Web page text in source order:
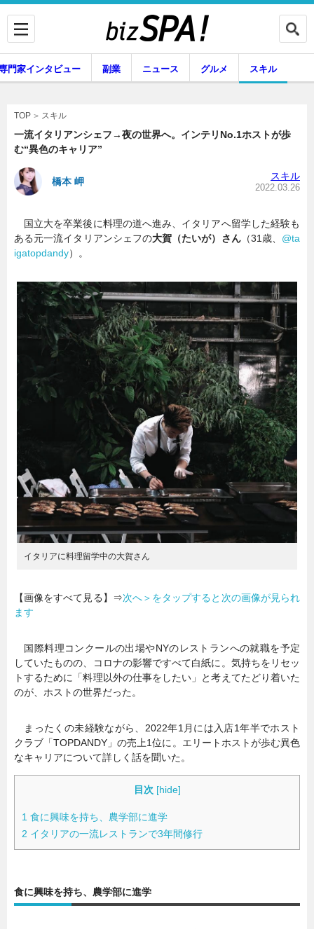
専門家インタビュー
副業 ニュース
グルメ スキル
暮らし エンタメ
連載一覧
門家インタビュー 副業 ニュース グルメ スキル
TOP スキル
一流イタリアンシェフ→夜の世界へ。インテリNo.1ホストが歩
む“異色のキャリア”
橋本 岬 スキル
2022.03.26
国立大を卒業後に料理の道へ進み、イタリアへ留学した経験も
ある元一流イタリアンシェフの大賀（たいが）さん（31歳、 @ta
igatopdandy）。
イタリアに料理留学中の大賀さん
【画像をすべて見る】⇒次へ＞をタップすると次の画像が見られ
ます
国際料理コンクールの出場やNYのレストランへの就職を予定
していたものの、コロナの影響ですべて白紙に。気持ちをリセッ
トするために「料理以外の仕事をしたい」と考えてたどり着いた
のが、ホストの世界だった。
まったくの未経験ながら、2022年1月には入店1年半でホスト
クラブ「TOPDANDY」の売上1位に。エリートホストが歩む異色
なキャリアについて詳しく話を聞いた。
目次 [hide]
1 食に興味を持ち、農学部に進学
2 イタリアの一流レストランで3年間修行
食に興味を持ち、農学部に進学